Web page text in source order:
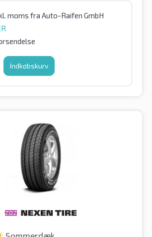
moms fra Auto-Raifen GmbH
Indkøbskurv